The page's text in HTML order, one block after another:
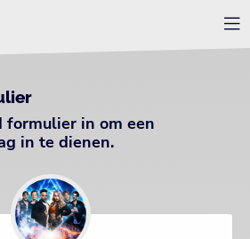
formulier in om een
in te dienen.